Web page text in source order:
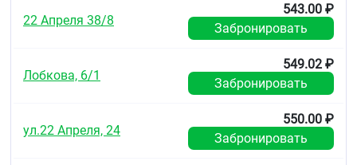
22 Апреля 38/8
543.00 ₽
Забронировать
Лобкова, 6/1
549.02 ₽
Забронировать
ул.22 Апреля, 24
550.00 ₽
Забронировать